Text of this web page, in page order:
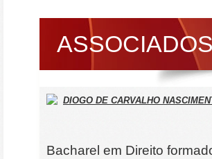
ASSOCIADOS
DIOGO DE CARVALHO
Bacharel em Direito